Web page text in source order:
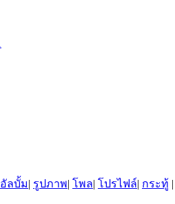
อัลบั้ม| รูปภาพ| โพล| โปรไฟล์| กระทู้ |